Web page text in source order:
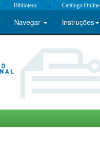
Biblioteca | Catálogo Online
Navegar Instruções